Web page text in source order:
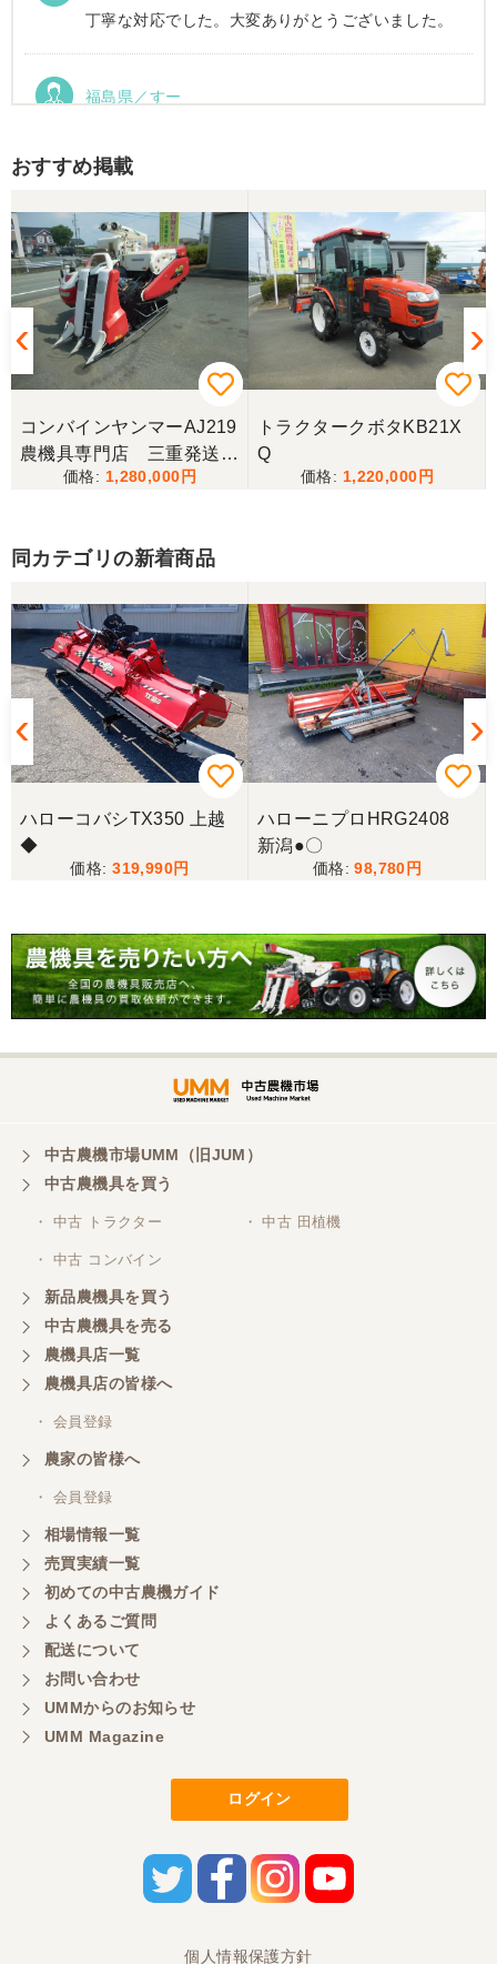
丁寧な対応でした。大変ありがとうございました。
福島県／すー
がとうございます。
福島県／山口淳夫
探していたハローが見つかり値段も思っていた額で
収まったのでありがとうございました。次の機会が
ありましたらよろしくお願いいたします。
福島県／木嶋
この度は、ありがとうございました。今後ともよろ
しくお願いいたします。
遠方より自ら運搬していただき、すぐに使えるよう
ロータリーの交換からメンテナンスまでして頂き大
ったです。
福島県／mizoguchi
この度のお取引誠に有り難うございました。スムー
ズなお取引で感謝申し上げます。また機会がござい
ましたら是非よろしくお願いします。ちなみに、送
付の際の鉄のパレット的なものはいかがしましょ
福島県／mizoguchi
したらよろしくお願いします。
福島県／角田 順司
インターネットによる写真のみでの売買でり不安が
みから陸送の手配・機械の整備としっかりと対応し
ございました。 トラ
して頂きスムーズ作業出来まし
た。 また購入の機会が有りまし
福島県／エステック有限会社
ありがとうございました。これからもよろしくお願
いします。
おすすめ掲載
コンバインヤンマーAJ219
農機具専門店 三重発送整
備済み
1,280,000
トラクタークボタKB21X
Q
1,220,000
同カテゴリの新着商品
ハローコバシTX350 上越
◆
319,990
ハローニプロHRG2408
新潟●〇
98,780
中古農機市場UMM（旧JUM）
中古農機具を買う
・ 中古 トラクター ・ 中古 田植機
・ 中古 コンバイン
新品農機具を買う
中古農機具を売る
農機具店一覧
農機具店の皆様へ
・ 会員登録
農家の皆様へ
・ 会員登録
相場情報一覧
売買実績一覧
初めての中古農機ガイド
よくあるご質問
配送について
お問い合わせ
UMMからのお知らせ
UMM Magazine
ログイン
個人情報保護方針